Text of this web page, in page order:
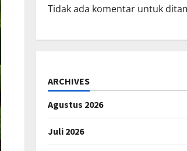
Tidak ada komentar untuk
ARCHIVES
Agustus 2026
Juli 2026